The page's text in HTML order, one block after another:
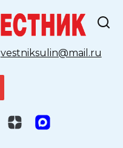
vestniksulin@mail.ru